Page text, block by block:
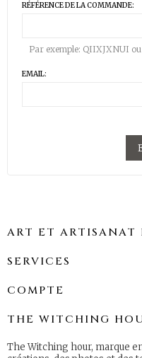
RÉFÉRENCE DE LA COMMANDE:
Par exemple: QIIXJXNUI
EMAIL:
ART ET ARTISANAT
SERVICES
COMPTE
THE WITCHING
The Witching hour, marque